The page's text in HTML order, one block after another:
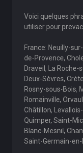
Voici quelques
utiliser pour
France: Neuilly-
de-Provence,
Draveil, La
Deux-Sèvres,
Rosny-sous-Bois,
Romainville,
Châtillon,
Quimper, Saint-
Blanc-Mesnil,
Saint-Germain-en-